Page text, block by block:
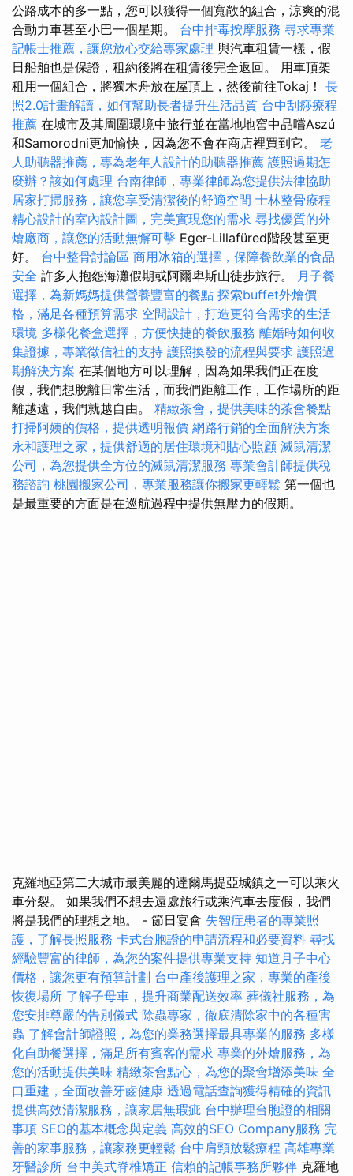
公路成本的多一點，您可以獲得一個寬敞的組合，涼爽的混
合動力車甚至小巴一個星期。 台中排毒按摩服務 尋求專業
記帳士推薦，讓您放心交給專家處理 與汽車租賃一樣，假
日船舶也是保證，租約後將在租賃後完全返回。 用車頂架
租用一個組合，將獨木舟放在屋頂上，然後前往Tokaj！ 長
照2.0計畫解讀，如何幫助長者提升生活品質 台中刮痧療程
推薦 在城市及其周圍環境中旅行並在當地地窖中品嚐Aszú
和Samorodni更加愉快，因為您不會在商店裡買到它。 老
人助聽器推薦，專為老年人設計的助聽器推薦 護照過期怎
麼辦？該如何處理 台南律師，專業律師為您提供法律協助
居家打掃服務，讓您享受清潔後的舒適空間 士林整骨療程
精心設計的室內設計圖，完美實現您的需求 尋找優質的外
燴廠商，讓您的活動無懈可擊 Eger-Lillafüred階段甚至更
好。 台中整骨討論區 商用冰箱的選擇，保障餐飲業的食品
安全 許多人抱怨海灘假期或阿爾卑斯山徒步旅行。 月子餐
選擇，為新媽媽提供營養豐富的餐點 探索buffet外燴價
格，滿足各種預算需求 空間設計，打造更符合需求的生活
環境 多樣化餐盒選擇，方便快捷的餐飲服務 離婚時如何收
集證據，專業徵信社的支持 護照換發的流程與要求 護照過
期解決方案 在某個地方可以理解，因為如果我們正在度
假，我們想脫離日常生活，而我們距離工作，工作場所的距
離越遠，我們就越自由。 精緻茶會，提供美味的茶會餐點
打掃阿姨的價格，提供透明報價 網路行銷的全面解決方案
永和護理之家，提供舒適的居住環境和貼心照顧 滅鼠清潔
公司，為您提供全方位的滅鼠清潔服務 專業會計師提供稅
務諮詢 桃園搬家公司，專業服務讓你搬家更輕鬆 第一個也
是最重要的方面是在巡航過程中提供無壓力的假期。
克羅地亞第二大城市最美麗的達爾馬提亞城鎮之一可以乘火
車分裂。 如果我們不想去遠處旅行或乘汽車去度假，我們
將是我們的理想之地。 - 節日宴會 失智症患者的專業照
護，了解長照服務 卡式台胞證的申請流程和必要資料 尋找
經驗豐富的律師，為您的案件提供專業支持 知道月子中心
價格，讓您更有預算計劃 台中產後護理之家，專業的產後
恢復場所 了解子母車，提升商業配送效率 葬儀社服務，為
您安排尊嚴的告別儀式 除蟲專家，徹底清除家中的各種害
蟲 了解會計師證照，為您的業務選擇最具專業的服務 多樣
化自助餐選擇，滿足所有賓客的需求 專業的外燴服務，為
您的活動提供美味 精緻茶會點心，為您的聚會增添美味 全
口重建，全面改善牙齒健康 透過電話查詢獲得精確的資訊
提供高效清潔服務，讓家居無瑕疵 台中辦理台胞證的相關
事項 SEO的基本概念與定義 高效的SEO Company服務 完
善的家事服務，讓家務更輕鬆 台中肩頸放鬆療程 高雄專業
牙醫診所 台中美式脊椎矯正 信賴的記帳事務所夥伴 克羅地